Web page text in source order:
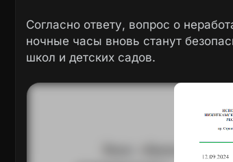
Согласно ответу, вопрос о
ночные часы вновь станут
школ и детских садов.